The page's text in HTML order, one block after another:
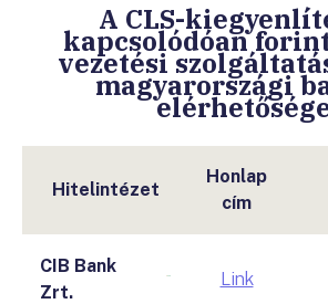
A CLS-
kapcsolódóan
vezetési
magyarországi
Hitelintézet
Honlap
cím
CIB Bank
Zrt.
Link